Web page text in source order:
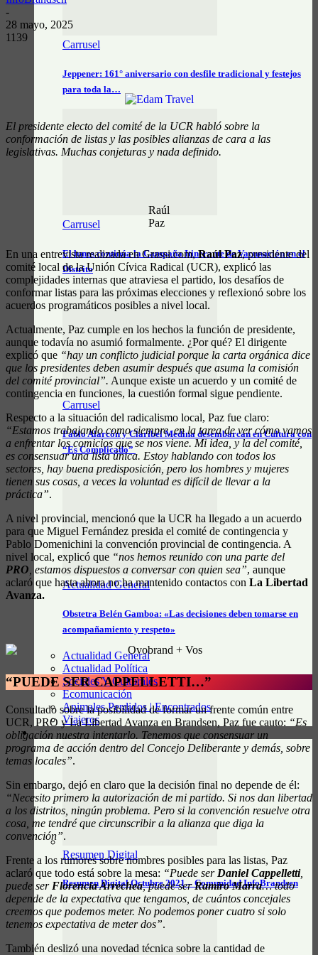
Carrusel
Jeppener: 161° aniversario con desfile tradicional y festejos
para toda la…
Carrusel
El lunes continúa la Campaña Itinerante de Vacunación en el
Distrito
Carrusel
Pablo Alarcón y Claribel Medina desembarcan en Cultura con
“Es Complicado”
Actualidad General
Obstetra Belén Gamboa: «Las decisiones deben tomarse en
acompañamiento y respeto»
Actualidad General
Actualidad Política
Sociales Y Culturales
Ecomunicación
Animales Perdidos | Encontrados
Viajeros
RESUMEN DIGITAL
Resumen Digital
Resumen Digital Octubre 2021 – Comunidad InfoBrandsen
-
28 mayo, 2025
1139
El presidente electo del comité de la UCR habló sobre la
conformación de listas y las posibles alianzas de cara a las
legislativas. Muchas conjeturas y nada definido.
Raúl
Paz
En una entrevista realizada en Grassi.com,Raúl Paz, presidente del
comité local de la Unión Cívica Radical (UCR), explicó las
complejidades internas que atraviesa el partido, los desafíos de
conformar listas para las próximas elecciones y reflexionó sobre los
acuerdos programáticos posibles a nivel local.
Actualmente, Paz cumple en los hechos la función de presidente,
aunque todavía no asumió formalmente. ¿Por qué? El dirigente
explicó que “hay un conflicto judicial porque la carta orgánica dice
que los presidentes deben asumir después que asuma la comisión
del comité provincial”. Aunque existe un acuerdo y un comité de
contingencia en funciones, la cuestión formal sigue pendiente.
Respecto a la situación del radicalismo local, Paz fue claro:
“Estamos trabajando como siempre, en la tarea de ver cómo vamos
a enfrentar los comicios que se nos viene. Mi idea, y la del comité,
es consensuar una lista única. Estoy hablando con todos los
sectores, hay buena predisposición, pero los hombres y mujeres
tienen sus cosas, a veces la voluntad es difícil de llevar a la
práctica”.
A nivel provincial, mencionó que la UCR ha llegado a un acuerdo
para que Miguel Fernández presida el comité de contingencia y
Pablo Domenichini la convención provincial de contingencia. A
nivel local, explicó que “nos hemos reunido con una parte del
PRO , estamos dispuestos a conversar con quien sea”, aunque
aclaró que hasta ahora no ha mantenido contactos con La Libertad
Avanza.
“PUEDE SER CAPPELLETTI…”
Consultado sobre la posibilidad de formar un frente común entre
UCR, PRO y La Libertad Avanza en Brandsen, Paz fue cauto: “Es
obligación nuestra intentarlo. Tenemos que consensuar un
programa de acción dentro del Concejo Deliberante y demás, sobre
temas locales”.
Sin embargo, dejó en claro que la decisión final no depende de él:
“Necesito primero la autorización de mi partido. Si nos dan libertad
a los distritos, ningún problema. Pero si la convención resuelve otra
cosa, me tendré que circunscribir a la alianza que diga la
convención”.
Frente a los rumores sobre nombres posibles para las listas, Paz
aclaró que todo está sobre la mesa: “Puede ser Daniel Cappelletti,
puede ser Florencia Arrechea, puede serRamiro Marra… todo
depende de la expectativa que tengamos, de cuántos concejales
creemos que podemos meter. No podemos poner cuatro si solo
tenemos expectativa de meter dos”.
También deslizó una novedad técnica sobre la cantidad de